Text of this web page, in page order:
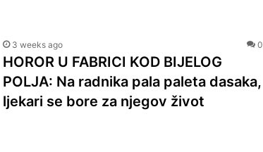
3 weeks ago 0
HOROR U FABRICI KOD BIJELOG
POLJA: Na radnika pala paleta dasaka,
ljekari se bore za njegov život